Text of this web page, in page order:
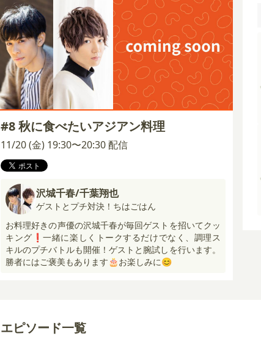
#8 秋に食べたいアジアン料理
11/20 (金) 19:30〜20:30 配信
沢城千春/千葉翔也
ゲストとプチ対決！ちはごはん
お料理好きの声優の沢城千春が毎回ゲストを招いてクッ
キング❗一緒に楽しくトークするだけでなく、調理ス
キルのプチバトルも開催！ゲストと腕試しを行います。
勝者にはご褒美もあります🎂お楽しみに😊
エピソード一覧